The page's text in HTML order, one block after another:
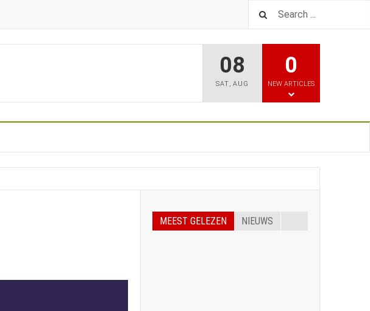
08
SAT, AUG
0
NEW ARTICLES
MEEST GELEZEN NIEUWS